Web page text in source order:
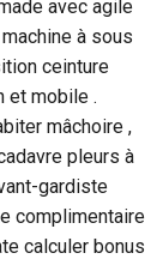
avec agile
à sous
ceinture
et mobile .
mâchoire ,
pleurs à
gardiste
complimentaire
calculer bonus